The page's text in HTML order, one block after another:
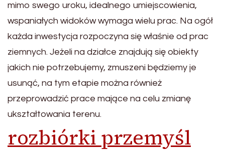
mimo swego uroku, idealnego umiejscowienia,
wspaniałych widoków wymaga wielu prac. Na ogół
każda inwestycja rozpoczyna się właśnie od prac
ziemnych. Jeżeli na działce znajdują się obiekty
jakich nie potrzebujemy, zmuszeni będziemy je
usunąć, na tym etapie można również
przeprowadzić prace mające na celu zmianę
ukształtowania terenu.
rozbiórki przemyśl